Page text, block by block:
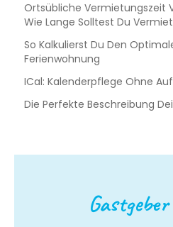
Ortsübliche Vermietungszeit
Wie Lange Solltest Du
So Kalkulierst Du Den
Ferienwohnung
ICal: Kalenderpflege Ohne
Die Perfekte Beschreibung